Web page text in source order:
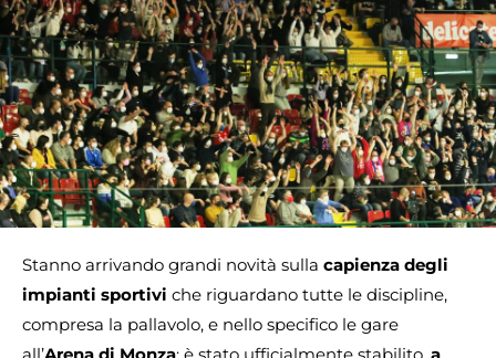
Stanno arrivando grandi novità sulla capienza degli
impianti sportivi che riguardano tutte le discipline,
compresa la pallavolo, e nello specifico le gare